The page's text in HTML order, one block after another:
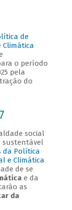
de
Climática
o período
pela
do
social
sustentável
da Política
e Climática
de se
e da
as
da